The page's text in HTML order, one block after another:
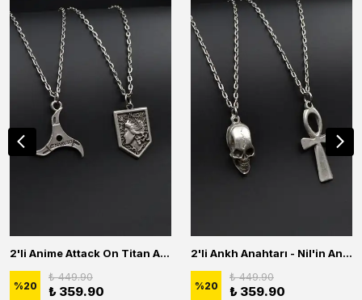
2'li Anime Attack On Titan Acrylic Maria Anime Naruto Erkek Kadın Kolye Seti
%20
₺ 449.90
₺ 359.90
2'li Ankh Anahtarı - Nil'in Anahtarı - Kuru Kafa Erkek Kadın Kolye Seti
%20
₺ 449.90
₺ 359.90